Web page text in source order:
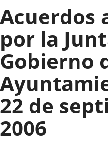
Acuerdos
por la
Gobierno
22 de
2006